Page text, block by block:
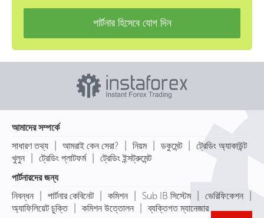
পার্টনার হিসেবে যোগ দিন
আমাদের সম্পর্কে
সাধারণ তথ্য | আমরাই কেন সেরা? | নিয়ম | ডকুমেন্ট | ট্রেডিং অ্যাকাউন্ট
খুলুন | ট্রেডিং প্লাটফর্ম | ট্রেডিং ইন্সট্রুমেন্ট
পার্টনারদের জন্য
নিবন্ধন | পার্টনার কেবিনেট | কমিশন | Sub IB সিস্টেম | ভেরিফিকেশন |
অ্যাফিলিয়েট চুক্তি | কমিশন উত্তোলন | ব্যক্তিগত ম্যানেজার